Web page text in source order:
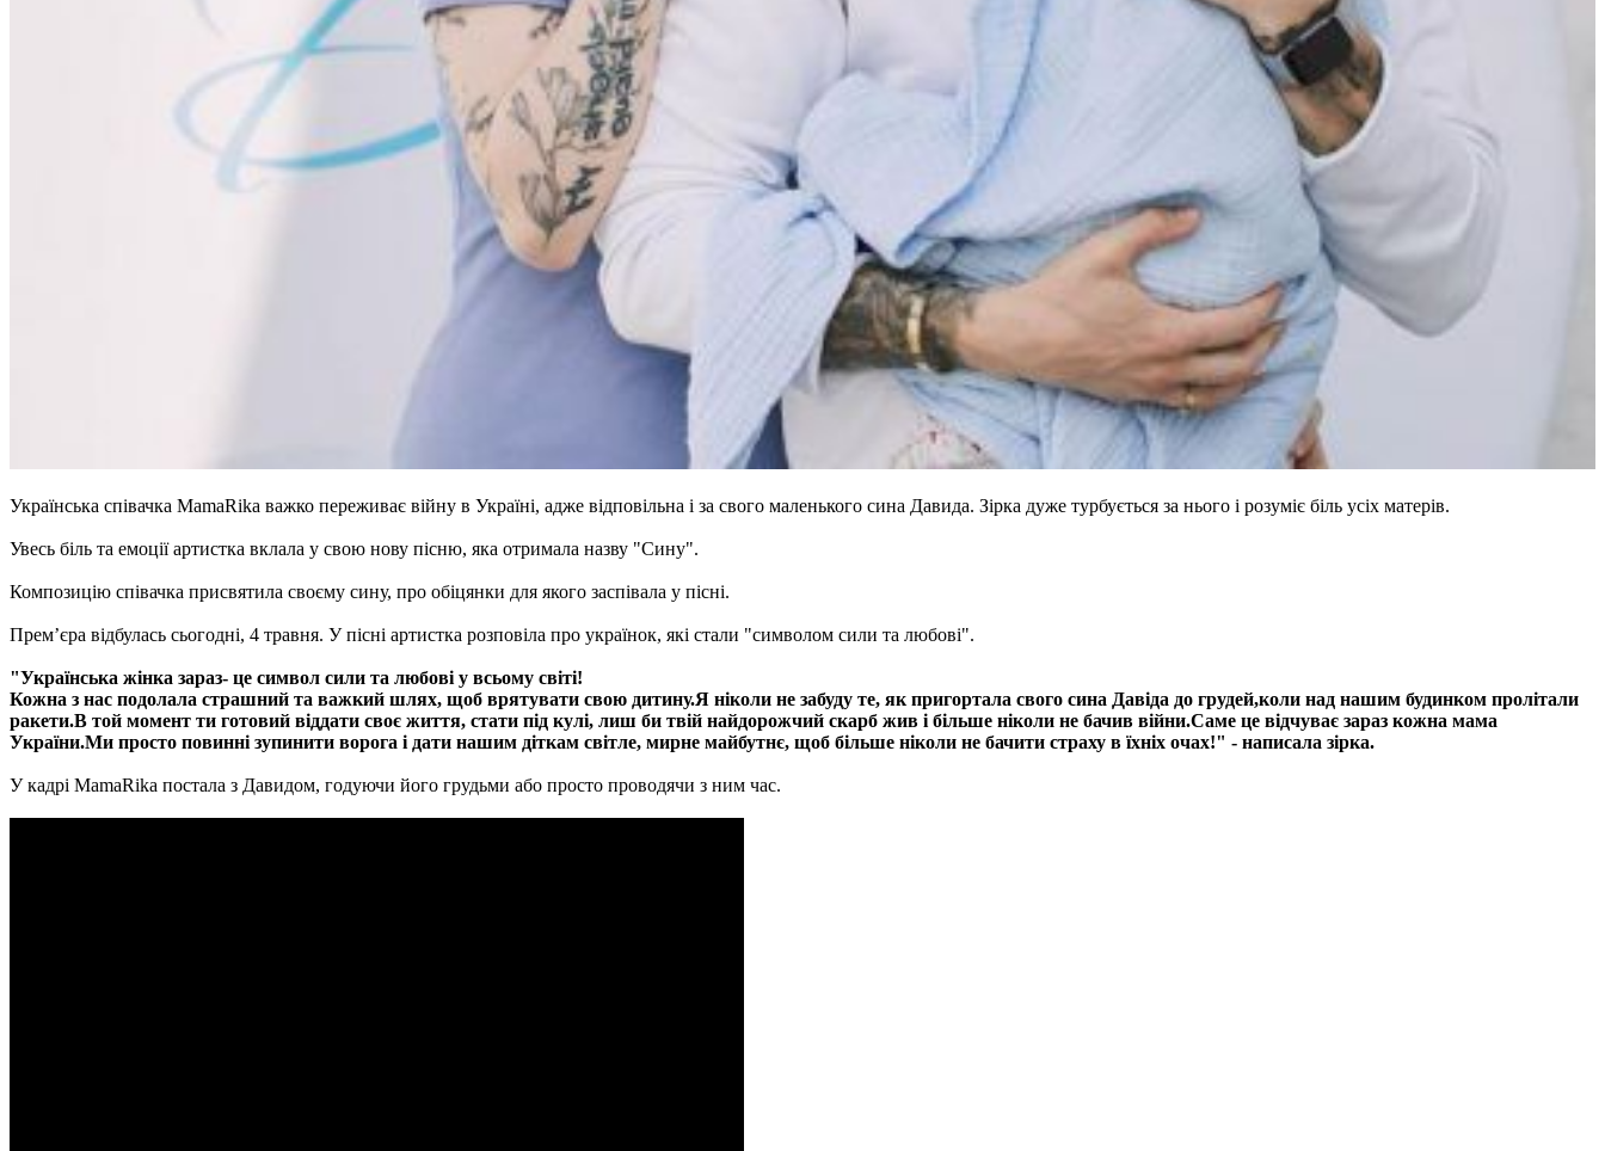
Українська співачка MamaRika важко переживає війну в Україні, адже відповільна і за свого маленького сина Давида. Зірка дуже турбується за нього і розуміє біль усіх матерів.
Увесь біль та емоції артистка вклала у свою нову пісню, яка отримала назву "Сину".
Композицію співачка присвятила своєму сину, про обіцянки для якого заспівала у пісні.
Прем’єра відбулась сьогодні, 4 травня. У пісні артистка розповіла про українок, які стали "символом сили та любові".
"Українська жінка зараз- це символ сили та любові у всьому світі!
Кожна з нас подолала страшний та важкий шлях, щоб врятувати свою дитину.Я ніколи не забуду те, як пригортала свого сина Давіда до грудей,коли над нашим будинком пролітали
ракети.В той момент ти готовий віддати своє життя, стати під кулі, лиш би твій найдорожчий скарб жив і більше ніколи не бачив війни.Саме це відчуває зараз кожна мама
України.Ми просто повинні зупинити ворога і дати нашим діткам світле, мирне майбутнє, щоб більше ніколи не бачити страху в їхніх очах!" - написала зірка.
У кадрі MamaRika постала з Давидом, годуючи його грудьми або просто проводячи з ним час.